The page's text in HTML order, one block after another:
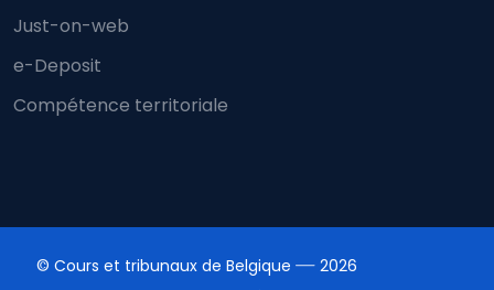
Just-on-web
e-Deposit
Compétence territoriale
© Cours et tribunaux de Belgique
2026